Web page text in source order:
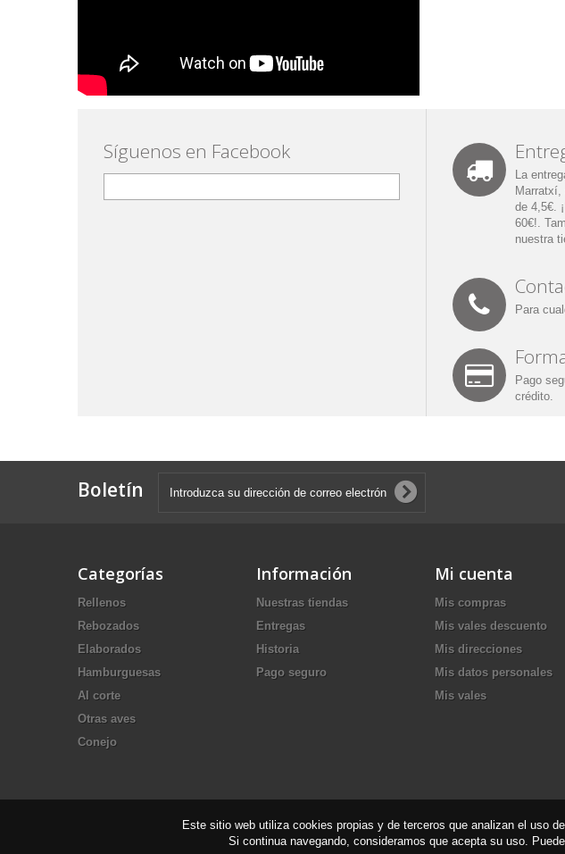
Este sitio web utiliza cookies propias y de terceros que analizan el uso
Si continua navegando, consideramos que acepta su uso.
Síguenos en Facebook
La
Marratxí,
de 4,5€.
60€!.
nuestra
Para
Pago
crédito.
Boletín
Categorías
Rellenos
Rebozados
Elaborados
Hamburguesas
Al corte
Otras aves
Conejo
Información
Nuestras tiendas
Entregas
Historia
Pago seguro
Mi cuenta
Mis compras
Mis vales descuento
Mis direcciones
Mis datos personales
Mis vales